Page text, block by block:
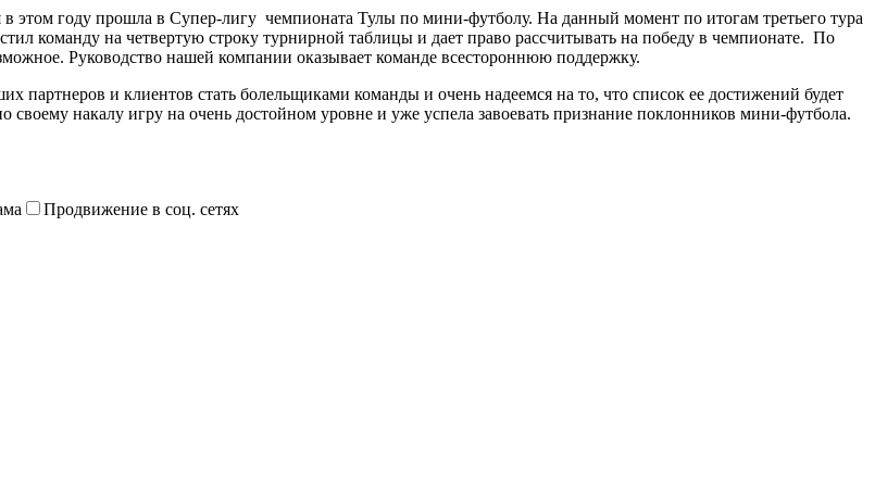
этом году прошла в Супер-лигу чемпионата Тулы по мини-футболу. На данный момент по итогам третьего тура
команду на четвертую строку турнирной таблицы и дает право рассчитывать на победу в чемпионате. По
Руководство нашей компании оказывает команде всестороннюю поддержку.
и клиентов стать болельщиками команды и очень надеемся на то, что список ее достижений будет
накалу игру на очень достойном уровне и уже успела завоевать признание поклонников мини-футбола.
Продвижение в соц. сетях